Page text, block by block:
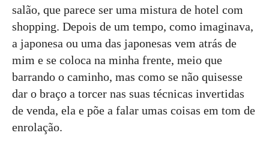
salão, que parece ser uma mistura de hotel com
shopping. Depois de um tempo, como imaginava,
a japonesa ou uma das japonesas vem atrás de
mim e se coloca na minha frente, meio que
barrando o caminho, mas como se não quisesse
dar o braço a torcer nas suas técnicas invertidas
de venda, ela e põe a falar umas coisas em tom de
enrolação.